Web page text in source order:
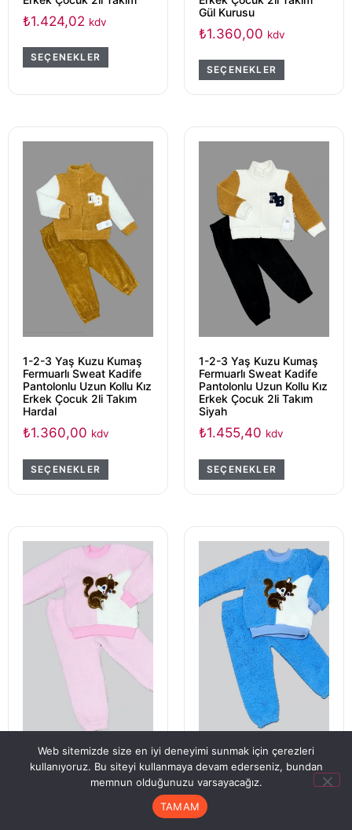
₺1.424,02 kdv
SEÇENEKLER
Gül Kurusu
₺1.360,00 kdv
SEÇENEKLER
1-2-3 Yaş Kuzu Kumaş
Fermuarlı Sweat Kadife
Pantolonlu Uzun Kollu Kız
Erkek Çocuk 2li Takım
Hardal
₺1.360,00 kdv
SEÇENEKLER
1-2-3 Yaş Kuzu Kumaş
Fermuarlı Sweat Kadife
Pantolonlu Uzun Kollu Kız
Erkek Çocuk 2li Takım
Siyah
₺1.455,40 kdv
SEÇENEKLER
1-2-3 Yaş Masum Yavru
Sincap Nakışlı Kuzu
Kumaş Sweat Pantolon
1-2-3 Yaş Masum Yavru
Sincap Nakışlı Kuzu
Kumaş Sweat Pantolon
2li Kız Erkek Bebek
Takımı
Hesabım Sipariş Takip
Web sitemizde size en iyi deneyimi sunmak için çerezleri
kullanıyoruz. Bu siteyi kullanmaya devam ederseniz, bundan
memnun olduğunuzu varsayacağız.
TAMAM